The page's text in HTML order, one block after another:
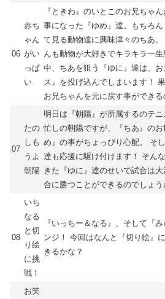
06
赤ち
ゃん
がい
っぱ
い
『ときわ』のいとこのお兄ちゃ
事になった『ゆめ』達。もちろ
て見る動物達に興味津々のちあ
んも動物が大好きでキラキラ一
中、ちあを狙う『ゆに』達は、
ス』を投げ込んでしまいます！
お兄ちゃんを元に戻す事ができる
07
たの
しも
うよ
朝陽
明日は『朝陽』が所属するのテ
忙しの朝陽ですが、『ちあ』の
め』の事がちょっぴり心配。 そ
達も応援に駆け付けます！ そん
きた『ゆに』達のせいで試合は
合に勝つことができるのでしょう
08
いち
なる
と切
り絵
に挑
戦！
『いっちー＆なる』、そして『
ンジ！ 今回はなんと『切り絵』
きるかな？
お笑